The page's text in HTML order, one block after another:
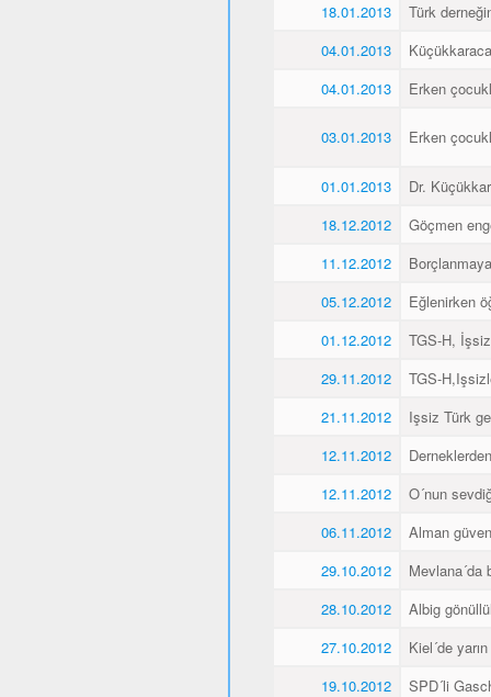
18.01.2013
Türk
04.01.2013
04.01.2013
Erken
03.01.2013 Erken
01.01.2013
Dr.
18.12.2012
Göçmen
11.12.2012
05.12.2012
Eğlenirken
01.12.2012
TGS-H,
29.11.2012
TGS-
21.11.2012
Işsiz Türk
12.11.2012
12.11.2012
O´nun
06.11.2012
Alman
29.10.2012
Mevlana´da
28.10.2012
Albig
27.10.2012
Kiel´de
19.10.2012
SPD´li